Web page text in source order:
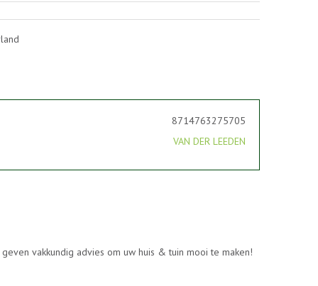
8714763275705
VAN DER LEEDEN
vakkundig advies om uw huis & tuin mooi te maken!